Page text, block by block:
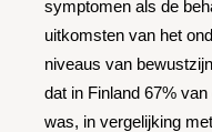
symptomen als de
uitkomsten van het
niveaus van
dat in Finland 67%
was, in vergelijking